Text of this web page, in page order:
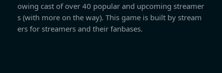
owing cast of over 40 popular and upcoming streamer
s (with more on the way). This game is built by stream
ers for streamers and their fanbases.